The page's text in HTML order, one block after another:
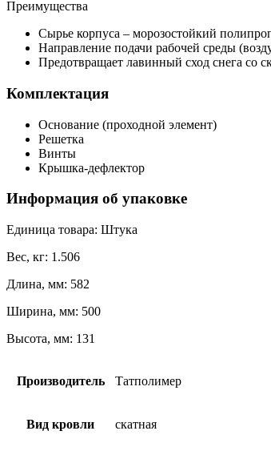
Преимущества
Сырье корпуса – морозостойкий
Направление подачи рабочей среды
Предотвращает лавинный сход снега со
Комплектация
Основание (проходной элемент)
Решетка
Винты
Крышка-дефлектор
Информация об упаковке
Единица товара: Штука
Вес, кг: 1.506
Длина, мм: 582
Ширина, мм: 500
Высота, мм: 131
Производитель Татполимер
Вид кровли скатная